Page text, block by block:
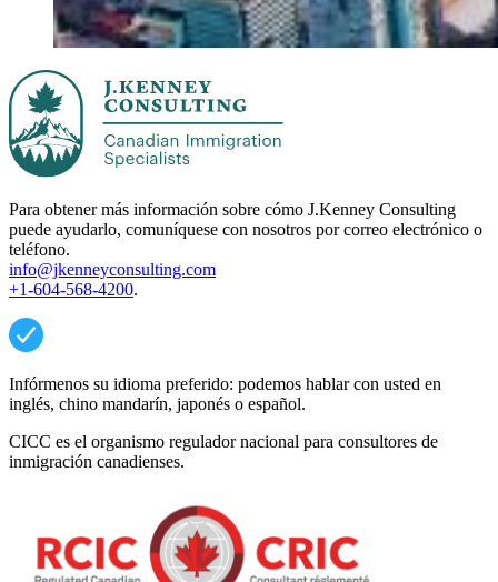
Para obtener más información sobre cómo J.Kenney Consulting
puede ayudarlo, comuníquese con nosotros por correo electrónico o
teléfono.
info@jkenneyconsulting.com
+1-604-568-4200.
Infórmenos su idioma preferido: podemos hablar con usted en
inglés, chino mandarín, japonés o español.
CICC es el organismo regulador nacional para consultores de
inmigración canadienses.